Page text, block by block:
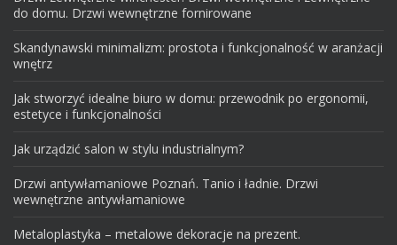
do domu. Drzwi wewnętrzne fornirowane
Skandynawski minimalizm: prostota i funkcjonalność w aranżacji
wnętrz
Jak stworzyć idealne biuro w domu: przewodnik po ergonomii,
estetyce i funkcjonalności
Jak urządzić salon w stylu industrialnym?
Drzwi antywłamaniowe Poznań. Tanio i ładnie. Drzwi
wewnętrzne antywłamaniowe
Metaloplastyka – metalowe dekoracje na prezent.